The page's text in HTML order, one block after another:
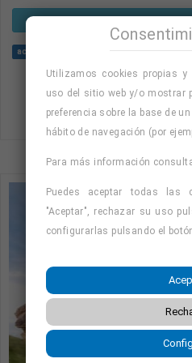
VER
account manager consultor
Utilizamos cookies propias
uso del sitio web y/o mostrar
preferencia sobre la base de
hábito de navegación (por
Para más información
Puedes aceptar todas las
"Aceptar", rechazar su uso
configurarlas pulsando el